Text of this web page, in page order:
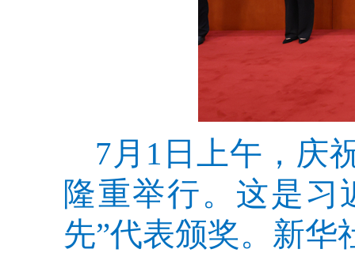
7月1日上午，庆
隆重举行。这是习
先”代表颁奖。新华